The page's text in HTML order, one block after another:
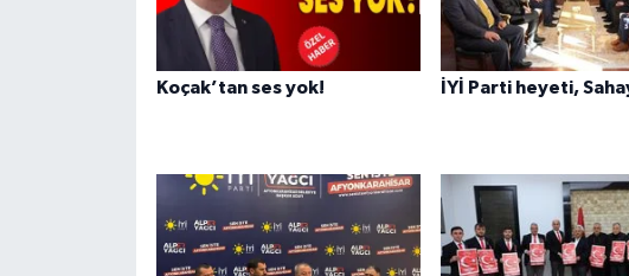
Koçak’tan ses yok! İYİ Parti heyeti,